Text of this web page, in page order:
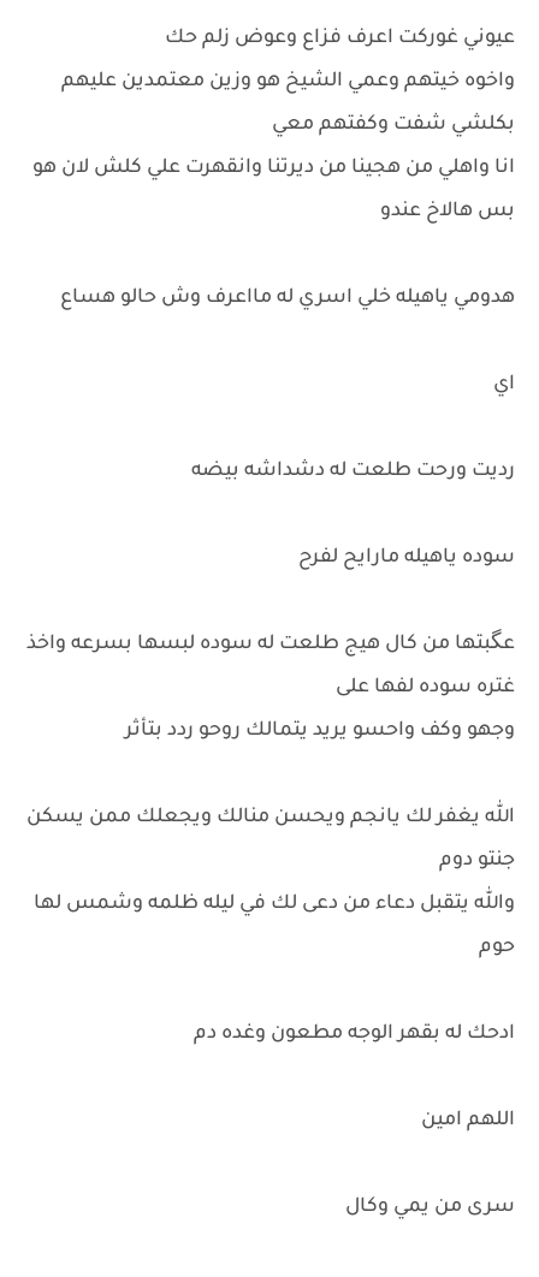
عيوني غوركت اعرف فزاع وعوض زلم حك
واخوه خيتهم وعمي الشيخ هو وزين معتمدين عليهم
بكلشي شفت وكفتهم معي
انا واهلي من هجينا من ديرتنا وانقهرت علي كلش لان هو
بس هالاخ عندو
هدومي ياهيله خلي اسري له مااعرف وش حالو هساع
اي
رديت ورحت طلعت له دشداشه بيضه
سوده ياهيله مارايح لفرح
عگبتها من كال هيج طلعت له سوده لبسها بسرعه واخذ
غتره سوده لفها على
وجهو وكف واحسو يريد يتمالك روحو ردد بتأثر
الله يغفر لك يانجم ويحسن منالك ويجعلك ممن يسكن
جنتو دوم
والله يتقبل دعاء من دعى لك في ليله ظلمه وشمس لها
حوم
ادحك له بقهر الوجه مطعون وغده دم
اللهم امين
سرى من يمي وكال